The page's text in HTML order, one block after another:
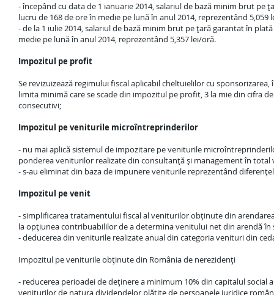
- începând cu data de 1 ianuarie 2014, salariul de bază minim brut
lucru de 168 de ore în medie pe lună în anul 2014, reprezentând 5,059
- de la 1 iulie 2014, salariul de bază minim brut pe ţară garantat în
medie pe lună în anul 2014, reprezentând 5,357 lei/oră.
Impozitul pe profit
Se revizuizează regimului fiscal aplicabil cheltuielilor cu
limita minimă care se scade din impozitul pe profit, 3 la mie din cifra
consecutivi;
Impozitul pe veniturile microîntreprinderilor
- nu mai aplică sistemul de impozitare pe veniturile
ponderea veniturilor realizate din consultanţă şi management în total
- s-au eliminat din baza de impunere veniturile reprezentând
Impozitul pe venit
- simplificarea tratamentului fiscal al veniturilor obţinute din
la opţiunea contribuabililor de a determina venitului net din arendă în
- deducerea din veniturile realizate anual din categoria venituri din
Impozitul pe veniturile obţinute din România de nerezidenţi
- reducerea perioadei de deţinere a minimum 10% din capitalul
veniturilor de natura dividendelor plătite de persoanele juridice